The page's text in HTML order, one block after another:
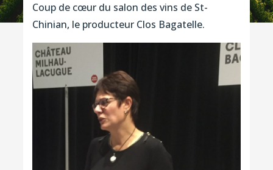
Coup de cœur du salon des vins de St-
Chinian, le producteur Clos Bagatelle.